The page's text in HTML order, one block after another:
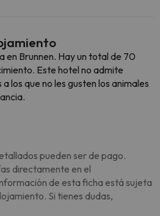
en Brunnen. Hay un total de 70
Este hotel no admite
los que no les gusten los animales
pueden ser de pago.
directamente en el
de esta ficha está sujeta
Si tienes dudas,